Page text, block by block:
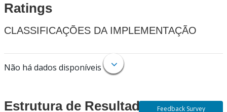
Ratings
CLASSIFICAÇÕES DA IMPLEMENTAÇÃO
Não há dados disponíveis
Estrutura de Resultados Feedback Survey